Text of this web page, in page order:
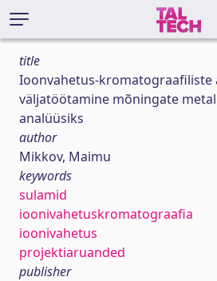
title
Ioonvahetus-kromatograafiliste
väljatöötamine mõningate
analüüsiks
author
Mikkov, Maimu
keywords
sulamid
ioonivahetuskromatograafia
ioonivahetus
projektiaruanded
publisher